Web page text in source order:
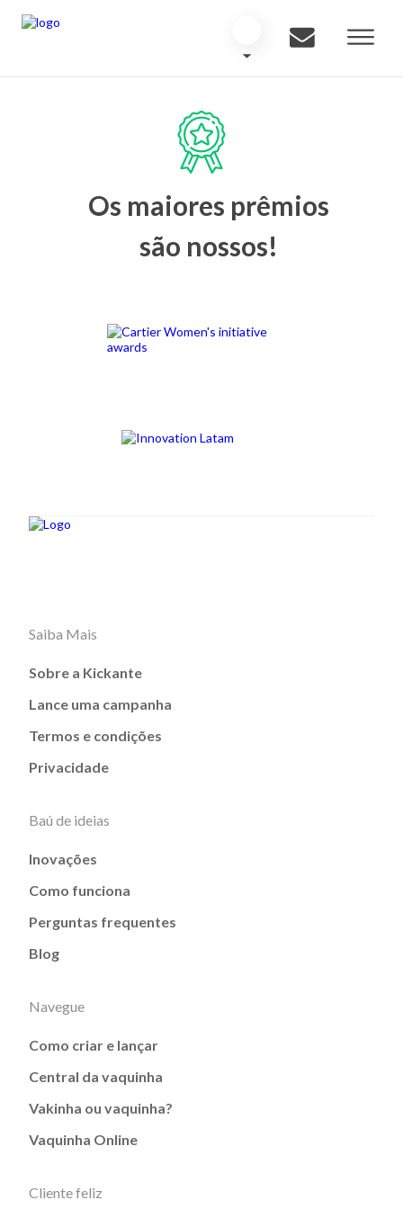
Os maiores prêmios
são nossos!
Saiba Mais
Sobre a Kickante
Lance uma campanha
Termos e condições
Privacidade
Baú de ideias
Inovações
Como funciona
Perguntas frequentes
Blog
Navegue
Como criar e lançar
Central da vaquinha
Vakinha ou vaquinha?
Vaquinha Online
Cliente feliz